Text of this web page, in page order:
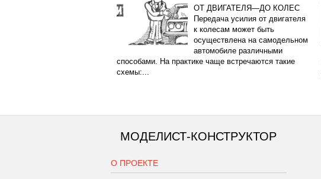
ОТ ДВИГАТЕЛЯ—ДО КОЛЕС
Передача усилия от двигателя
к колесам может быть
осуществлена на самодельном
автомобиле различными
способами. На практике чаще встречаются такие
схемы:...
МОДЕЛИСТ-КОНСТРУКТОР
О ПРОЕКТЕ